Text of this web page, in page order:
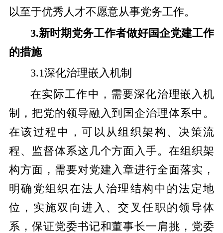
以至于优秀人才不愿意从事党务工作。
3.新时期党务工作者做好国企党建工作
的措施
3.1深化治理嵌入机制
在实际工作中，需要深化治理嵌入机
制，把党的领导融入到国企治理体系中。
在该过程中，可以从组织架构、决策流
程、监督体系这几个方面入手。在组织架
构方面，需要对党建入章进行全面落实，
明确党组织在法人治理结构中的法定地
位，实施双向进入、交叉任职的领导体
系，保证党委书记和董事长一肩挑，党委